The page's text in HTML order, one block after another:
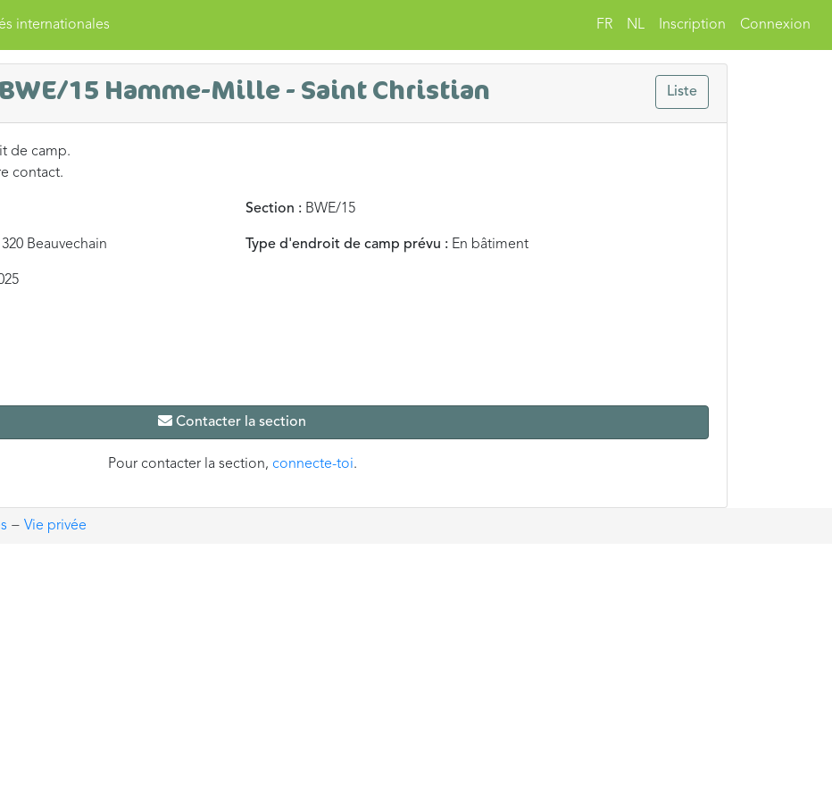
internationales FR NL Inscription Connexion
Liste
15 Hamme-Mille - Saint Christian
de camp.
contact.
Section : BWE/15
Beauvechain Type d'endroit de camp prévu : En bâtiment
Contacter la section
Pour contacter la section, connecte-toi.
− Vie privée